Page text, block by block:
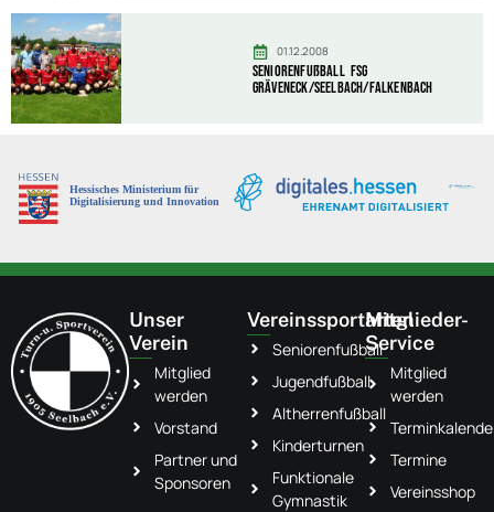
01.12.2008
Seniorenfußball FSG
Gräveneck/Seelbach/Falkenbach
Unser
Verein
Mitglied
werden
Vorstand
Partner und
Sponsoren
Vereinssportarten
Seniorenfußball
Jugendfußball
Altherrenfußball
Kinderturnen
Funktionale
Gymnastik
Mitglieder-
Service
Mitglied
werden
Termine
Vereinsshop